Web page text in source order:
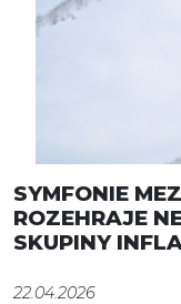
SYMFONIE
ROZEHRAJE
SKUPINY
22.04.2026